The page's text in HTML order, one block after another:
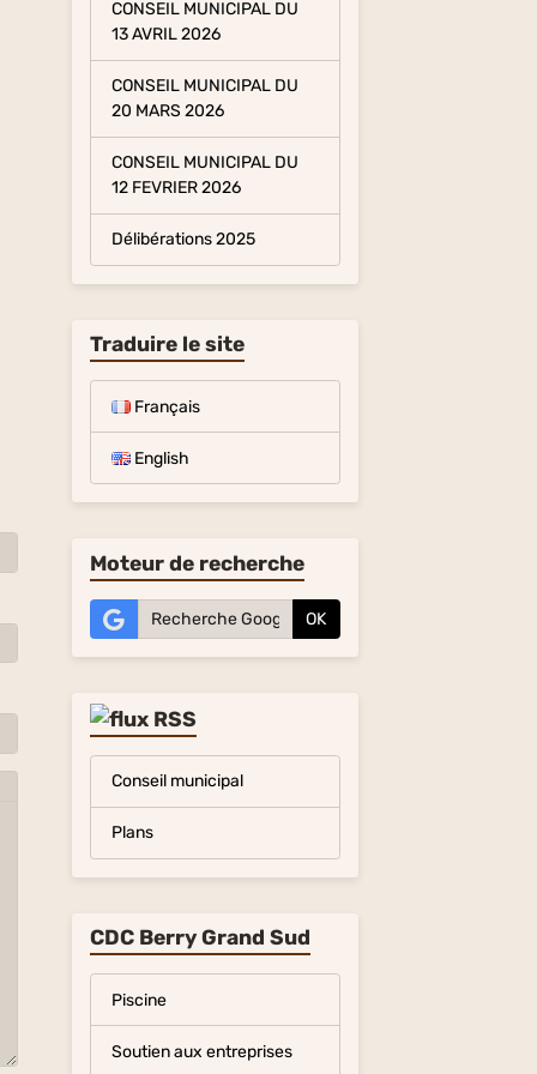
CONSEIL MUNICIPAL DU
13 AVRIL 2026
CONSEIL MUNICIPAL DU
20 MARS 2026
CONSEIL MUNICIPAL DU
12 FEVRIER 2026
Délibérations 2025
Traduire le site
Français
English
Moteur de recherche
OK
Conseil municipal
Plans
CDC Berry Grand Sud
Piscine
Soutien aux entreprises